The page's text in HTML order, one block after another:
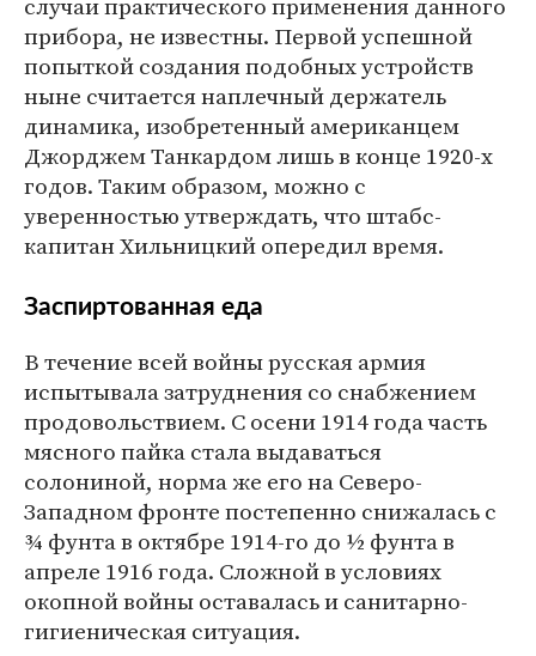
прибора, не известны. Первой успешной
попыткой создания подобных устройств
ныне считается наплечный держатель
динамика, изобретенный американцем
Джорджем Танкардом лишь в конце 1920-х
годов. Таким образом, можно с
уверенностью утверждать, что штабс-
капитан Хильницкий опередил время.
Заспиртованная еда
В течение всей войны русская армия
испытывала затруднения со снабжением
продовольствием. С осени 1914 года часть
мясного пайка стала выдаваться
солониной, норма же его на Северо-
Западном фронте постепенно снижалась с
¾ фунта в октябре 1914-го до ½ фунта в
апреле 1916 года. Сложной в условиях
окопной войны оставалась и санитарно-
гигиеническая ситуация.